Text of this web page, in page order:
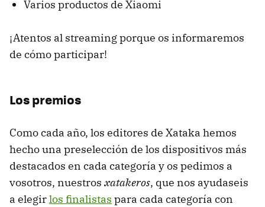
Varios productos de Xiaomi
¡Atentos al streaming porque os informaremos
de cómo participar!
Los premios
Como cada año, los editores de Xataka hemos
hecho una preselección de los dispositivos más
destacados en cada categoría y os pedimos a
vosotros, nuestros xatakeros, que nos ayudaseis
a elegirlos finalistas para cada categoría con